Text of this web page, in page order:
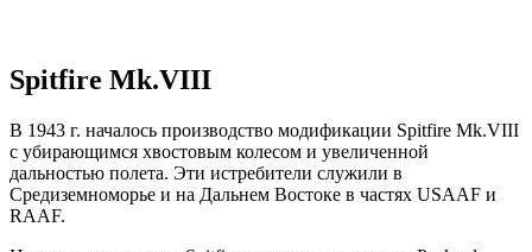
Spitfire Mk.VIII
В 1943 г. началось производство модификации Spitfire Mk.VIII
с убирающимся хвостовым колесом и увеличенной
дальностью полета. Эти истребители служили в
Средиземноморье и на Дальнем Востоке в частях USAAF и
RAAF.